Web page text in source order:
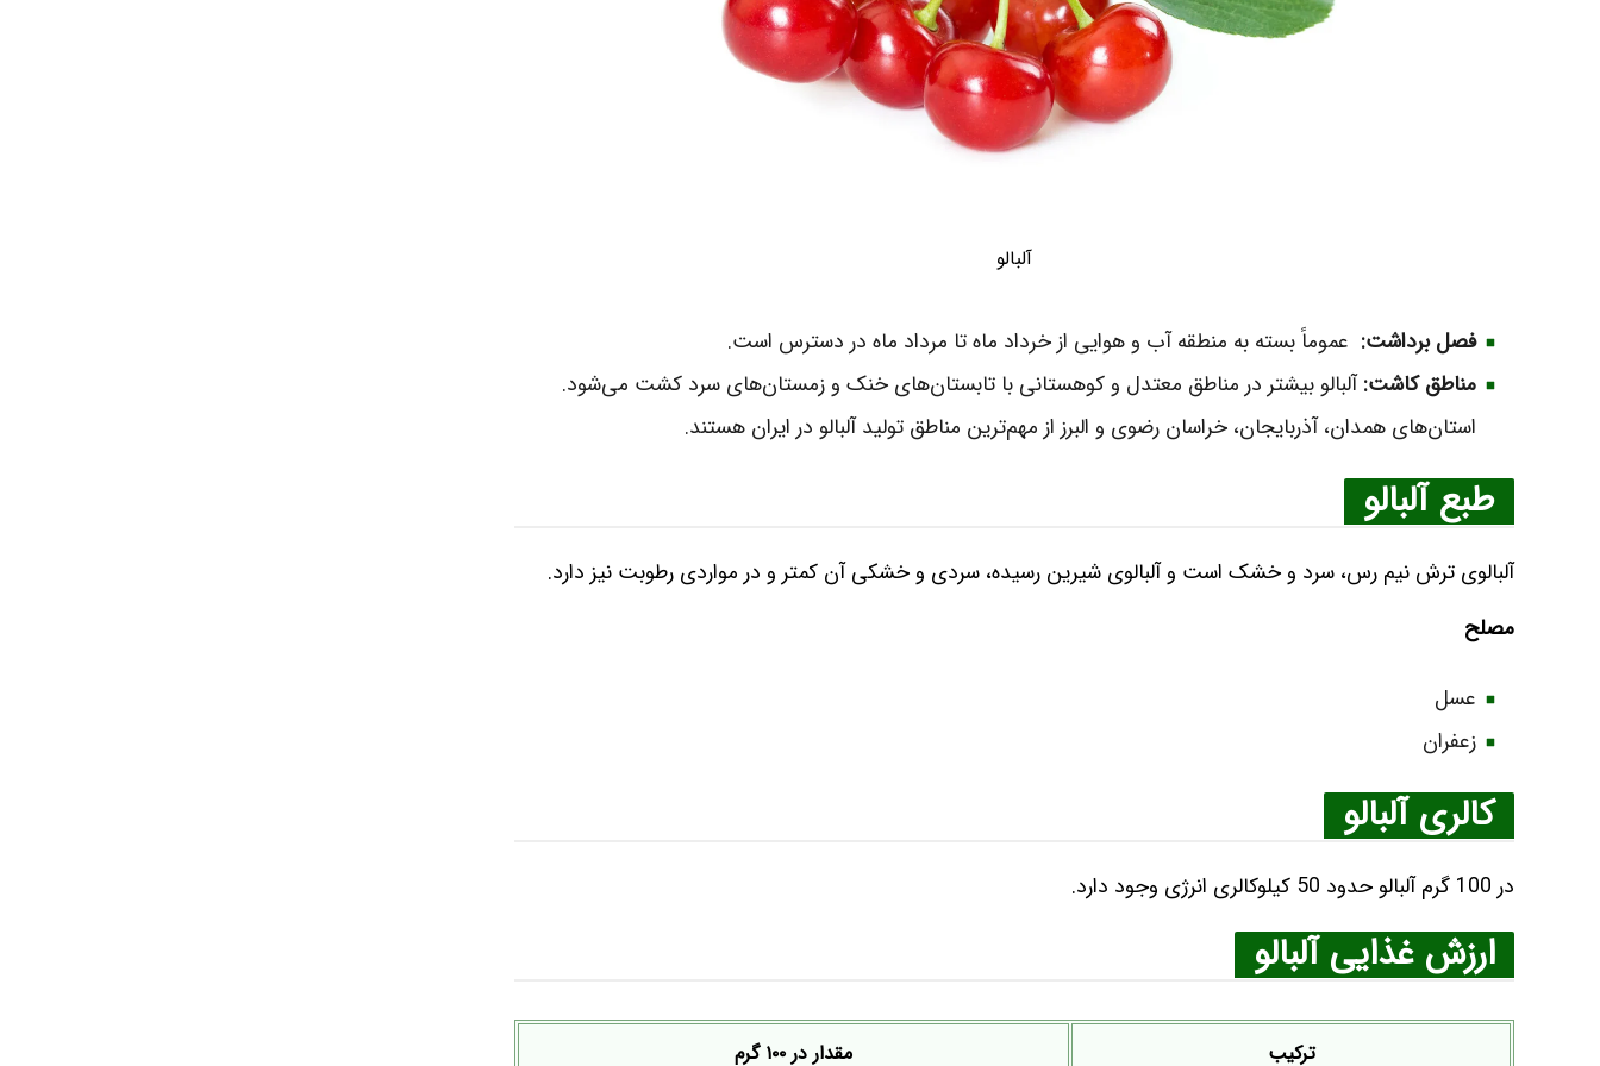
آلبالو
فصل برداشت: عموماً بسته به منطقه آب و هوایی از خرداد ماه تا مرداد ماه در دسترس است.
مناطق کاشت:آلبالو بیشتر در مناطق معتدل و کوهستانی با تابستان‌های خنک و زمستان‌های سرد کشت می‌شود.
استان‌های همدان، آذربایجان، خراسان رضوی و البرز از مهم‌ترین مناطق تولید آلبالو در ایران هستند.
طبع آلبالو
آلبالوی ترش نیم‌ رس، سرد و خشک است و آلبالوی شیرین رسیده، سردی و خشکی آن کمتر و در مواردی رطوبت نیز دارد.
مصلح
عسل
زعفران
کالری آلبالو
در 100 گرم آلبالو حدود 50 کیلوکالری انرژی وجود دارد.
ارزش غذایی آلبالو
ترکیب مقدار در ۱۰۰ گرم